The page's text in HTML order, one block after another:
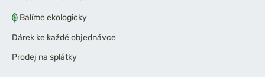
Balíme ekologicky
Dárek ke každé objednávce
Prodej na splátky